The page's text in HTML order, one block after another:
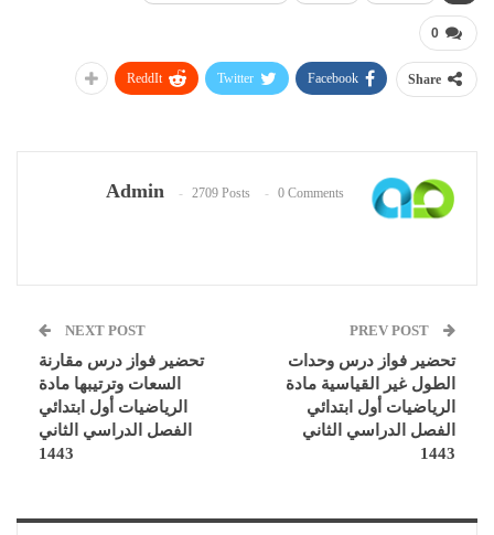
0
Share
Facebook
Twitter
ReddIt
Admin 2709 Posts 0 Comments
تحضير فواز درس وحدات
الطول غير القياسية مادة
الرياضيات أول ابتدائي
الفصل الدراسي الثاني
1443
NEXT POST
تحضير فواز درس مقارنة
السعات وترتيبها مادة
الرياضيات أول ابتدائي
الفصل الدراسي الثاني
1443